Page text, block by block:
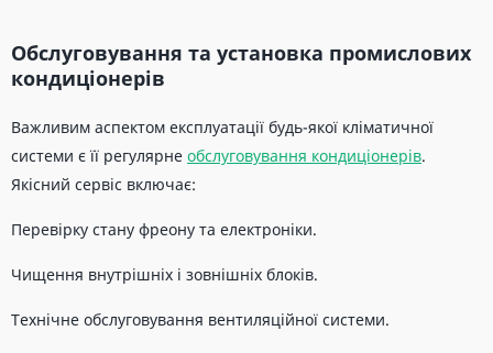
Обслуговування та установка промислових
кондиціонерів
Важливим аспектом експлуатації будь-якої кліматичної
системи є її регулярне обслуговування кондиціонерів.
Якісний сервіс включає:
Перевірку стану фреону та електроніки.
Чищення внутрішніх і зовнішніх блоків.
Технічне обслуговування вентиляційної системи.